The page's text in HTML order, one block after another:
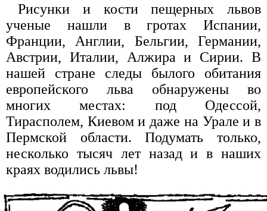
Рисунки и кости пещерных львов
ученые нашли в гротах Испании,
Франции, Англии, Бельгии, Германии,
Австрии, Италии, Алжира и Сирии. В
нашей стране следы былого обитания
европейского льва обнаружены во
многих местах: под Одессой,
Тирасполем, Киевом и даже на Урале и в
Пермской области. Подумать только,
несколько тысяч лет назад и в наших
краях водились львы!